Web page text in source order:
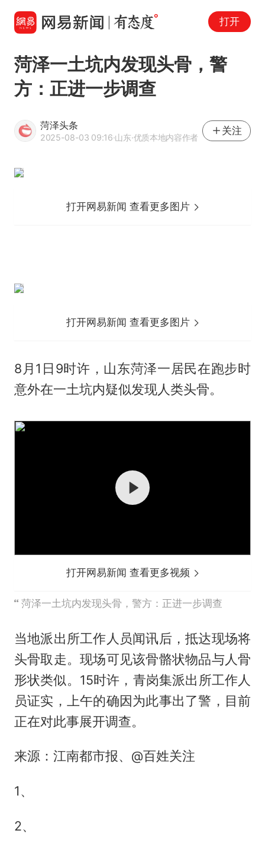
打开
菏泽一土坑内发现头骨，警
方：正进一步调查
菏泽头条
2025-08-03 09:16·山东·优质本地内容作者
关注
打开网易新闻 查看更多图片
打开网易新闻 查看更多图片
8月1日9时许，山东菏泽一居民在跑步时
意外在一土坑内疑似发现人类头骨。
打开网易新闻 查看更多视频
菏泽一土坑内发现头骨，警方：正进一步调查
当地派出所工作人员闻讯后，抵达现场将
头骨取走。现场可见该骨骼状物品与人骨
形状类似。15时许，青岗集派出所工作人
员证实，上午的确因为此事出了警，目前
正在对此事展开调查。
来源：江南都市报、@百姓关注
1、
2、